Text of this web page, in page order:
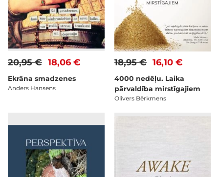
18,06 €
20,95 €
Ekrāna smadzenes
Anders Hansens
16,10 €
18,95 €
4000 nedēļu. Laika
pārvaldība mirstīgajiem
Olivers Bērkmens